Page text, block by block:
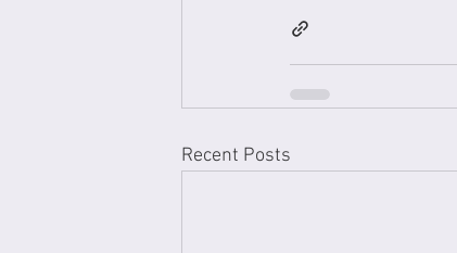
Recent Posts